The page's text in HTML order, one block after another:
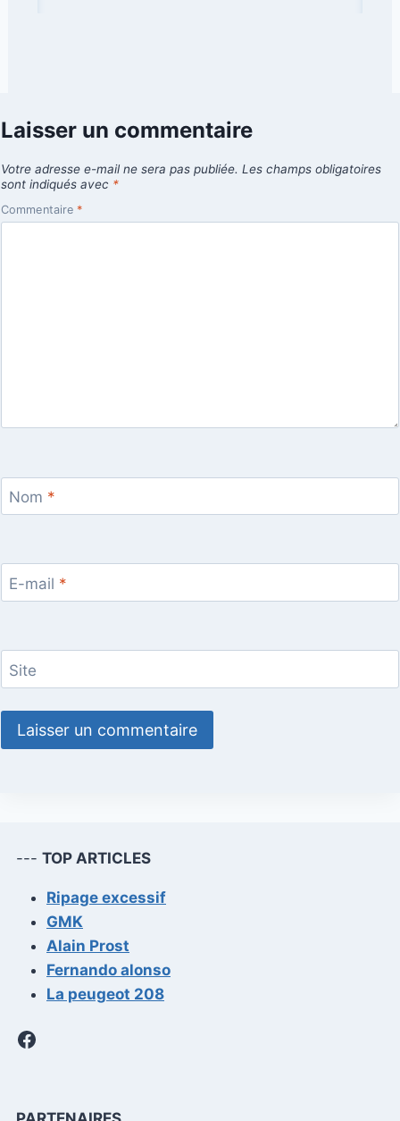
Laisser un commentaire
Votre adresse e-mail ne sera pas publiée. Les champs obligatoires
sont indiqués avec *
Commentaire *
Nom *
E-mail *
Site
--- TOP ARTICLES
Ripage excessif
GMK
Alain Prost
Fernando alonso
La peugeot 208
Facebook